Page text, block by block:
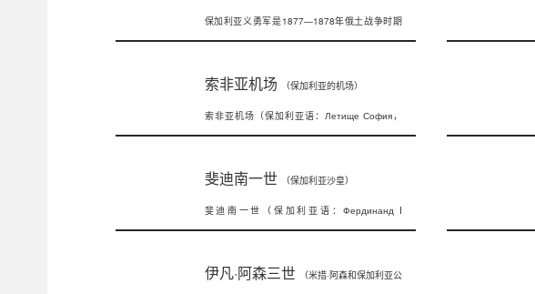
团）
保加利亚义勇军是1877—1878年俄土战争时期
索非亚机场 （保加利亚的机场）
索非亚机场（保加利亚语：Летище София，
斐迪南一世 （保加利亚沙皇）
斐迪南一世（保加利亚语：Фердинанд I
伊凡·阿森三世 （米措·阿森和保加利亚公